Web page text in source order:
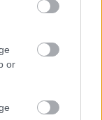
or
és hírlevelünk a
hétről hétre